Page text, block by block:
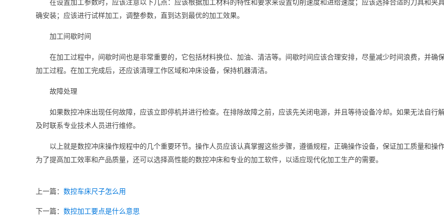
确安装；应该进行试样加工，调整参数，直到达到最优的加工效果。
加工间歇时间
在加工过程中，间歇时间也是非常重要的，它包括材料换位、加油、清洁等。间歇时间应该合理安排，尽量减少时间浪费，并确
加工过程。在加工完成后，还应该清理工作区域和冲床设备，保持机器清洁。
故障处理
如果数控冲床出现任何故障，应该立即停机并进行检查。在排除故障之前，应该先关闭电源，并且等待设备冷却。如果无法自行
及时联系专业技术人员进行维修。
以上就是数控冲床操作规程中的几个重要环节。操作人员应该认真掌握这些步骤，遵循规程，正确操作设备，保证加工质量和操作
为了提高加工效率和产品质量，还可以选择高性能的数控冲床和专业的加工软件，以适应现代化加工生产的需要。
上一篇： 数控车床尺子怎么用
下一篇： 数控加工要点是什么意思